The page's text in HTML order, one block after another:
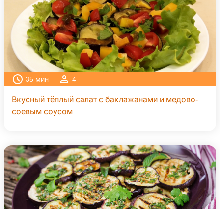
35 мин 4
Вкусный тёплый салат с баклажанами и медово-
соевым соусом